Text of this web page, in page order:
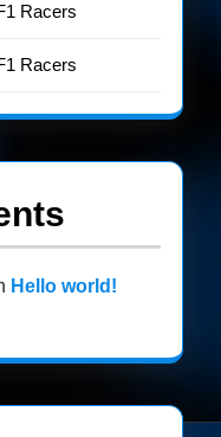
Racers
Racers
Hello world!